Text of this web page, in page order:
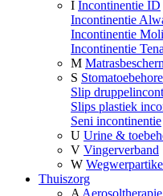
I Incontinentie ID
Incontinentie
Incontinentie
Incontinentie Tena
M
S
Slip
Slips plastiek
Seni incontinentie
U Urine &
V Vingerverband
W
Thuiszorg